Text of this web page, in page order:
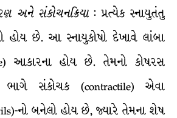
અને સંકોચનક્રિયા: પ્રત્યેક સ્નાયુતંતુ
હોય છે. આ સ્નાયુકોષો દેખાવે લાંબા
આકારના હોય છે. તેમનો કોષરસ
ભાગે સંકોચક (contractile) એવા
નો બનેલો હોય છે, જ્યારે તેમના શેષ